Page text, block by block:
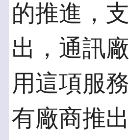
的推進，
出，通訊
用這項服
有廠商推